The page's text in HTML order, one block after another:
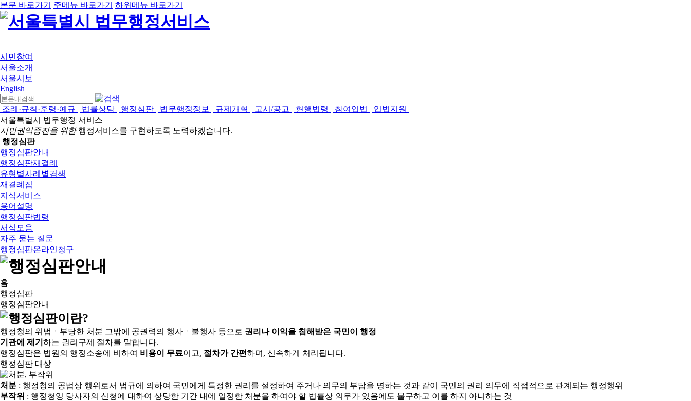
본문 바로가기 주메뉴 바로가기 하위메뉴 바로가기
시민참여
서울소개
서울시보
English
조례·규칙·훈령·예규 법률상담 행정심판 법무행정정보 규제개혁 고시/공고 현행법령 참여입법
입법지원
서울특별시 법무행정 서비스
시민권익증진을 위한행정서비스를 구현하도록 노력하겠습니다.
행정심판
행정심판안내
행정심판재결례
유형별사례별검색
재결례집
지식서비스
용어설명
행정심판법령
서식모음
자주 묻는 질문
행정심판온라인청구
홈
행정심판
행정심판안내
행정청의 위법ㆍ부당한 처분 그밖에 공권력의 행사ㆍ불행사 등으로 권리나 이익을 침해받은 국민이 행정
기관에 제기 하는 권리구제 절차를 말합니다.
행정심판은 법원의 행정소송에 비하여 비용이 무료이고, 절차가 간편하며, 신속하게 처리됩니다.
행정심판 대상
처분 : 행정청의 공법상 행위로서 법규에 의하여 국민에게 특정한 권리를 설정하여 주거나 의무의 부담을 명하는 것과 같이 국민의 권리 의무에 직접적으로 관계되는 행정행위
부작위 : 행정청잉 당사자의 신청에 대하여 상당한 기간 내에 일정한 처분을 하여야 할 법률상 의무가 있음에도 불구하고 이를 하지 아니하는 것